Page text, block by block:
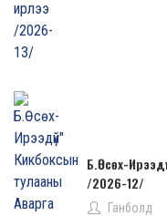
Б.Өсөх-
/2026-12/
Ганболд